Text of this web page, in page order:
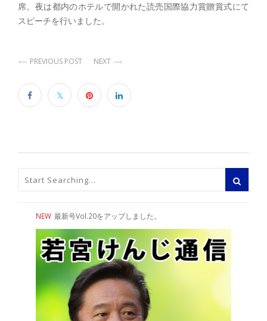
席。夜は都内のホテルで開かれた読売国際協力賞贈賞式にて
スピーチを行いました。
PREVIOUS POST NEXT
NEW 最新号Vol.20をアップしました。